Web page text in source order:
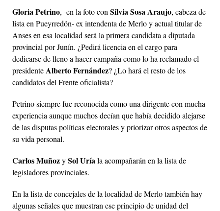
Gloria Petrino, -en la foto con Silvia Sosa Araujo, cabeza de
lista en Pueyrredón- ex intendenta de Merlo y actual titular de
Anses en esa localidad será la primera candidata a diputada
provincial por Junín. ¿Pedirá licencia en el cargo para
dedicarse de lleno a hacer campaña como lo ha reclamado el
presidenteAlberto Fernández? ¿Lo hará el resto de los
candidatos del Frente oficialista?
Petrino siempre fue reconocida como una dirigente con mucha
experiencia aunque muchos decían que había decidido alejarse
de las disputas políticas electorales y priorizar otros aspectos de
su vida personal.
Carlos MuñozySol Uríala acompañarán en la lista de
legisladores provinciales.
En la lista de concejales de la localidad de Merlo también hay
algunas señales que muestran ese principio de unidad del